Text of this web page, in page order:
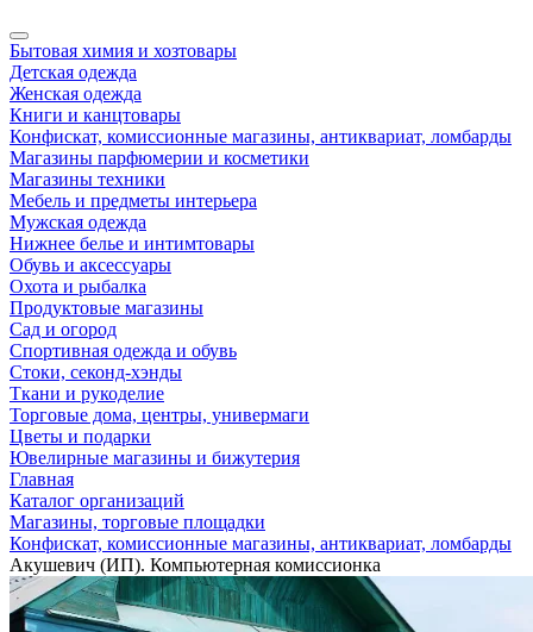
Бытовая химия и хозтовары
Детская одежда
Женская одежда
Книги и канцтовары
Конфискат, комиссионные магазины, антиквариат, ломбарды
Магазины парфюмерии и косметики
Магазины техники
Мебель и предметы интерьера
Мужская одежда
Нижнее белье и интимтовары
Обувь и аксессуары
Охота и рыбалка
Продуктовые магазины
Сад и огород
Спортивная одежда и обувь
Стоки, секонд-хэнды
Ткани и рукоделие
Торговые дома, центры, универмаги
Цветы и подарки
Ювелирные магазины и бижутерия
Главная
Каталог организаций
Магазины, торговые площадки
Конфискат, комиссионные магазины, антиквариат, ломбарды
Акушевич (ИП). Компьютерная комиссионка